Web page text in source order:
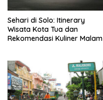
Sehari di Solo: Itinerary
Wisata Kota Tua dan
Rekomendasi Kuliner Malam